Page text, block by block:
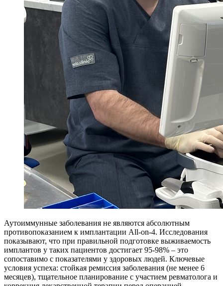
Аутоиммунные заболевания не являются абсолютным
противопоказанием к имплантации All-on-4. Исследования
показывают, что при правильной подготовке выживаемость
имплантов у таких пациентов достигает 95-98% – это
сопоставимо с показателями у здоровых людей. Ключевые
условия успеха: стойкая ремиссия заболевания (не менее 6
месяцев), тщательное планирование с участием ревматолога и